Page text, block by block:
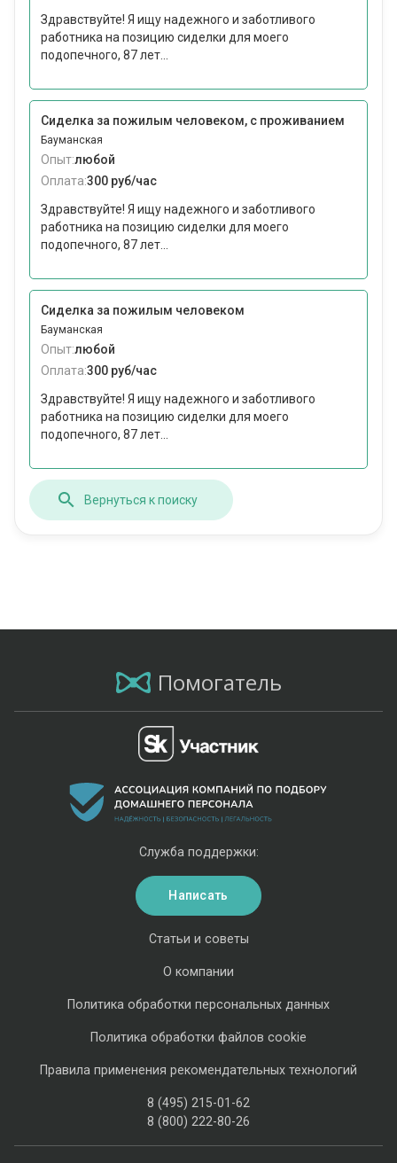
Здравствуйте! Я ищу надежного и заботливого
работника на позицию сиделки для моего
подопечного, 87 лет...
Сиделка за пожилым человеком, с проживанием
Бауманская
Опыт:любой
Оплата:300 руб/час
Здравствуйте! Я ищу надежного и заботливого
работника на позицию сиделки для моего
подопечного, 87 лет...
Сиделка за пожилым человеком
Бауманская
Опыт:любой
Оплата:300 руб/час
Здравствуйте! Я ищу надежного и заботливого
работника на позицию сиделки для моего
подопечного, 87 лет...
Вернуться к поиску
Помогатель
Статьи и советы
О компании
Политика обработки персональных данных
Политика обработки файлов cookie
Правила применения рекомендательных технологий
8 (495) 215-01-62
8 (800) 222-80-26
Служба поддержки:
Написать